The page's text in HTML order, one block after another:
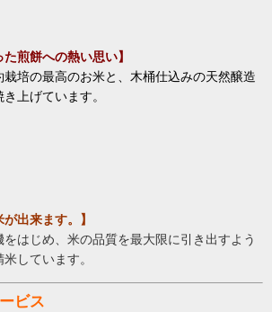
た煎餅への熱い思い】
培の最高のお米と、木桶仕込みの天然醸造
上げています。
出来ます。
】
はじめ、米の品質を最大限に引き出すよう
しています。
ビス